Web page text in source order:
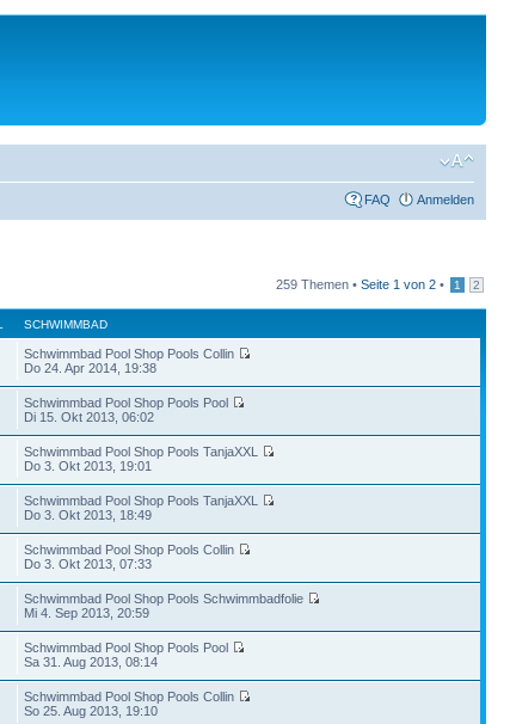
FAQ Anmelden
259 Themen • Seite 1 von 2 • 1 2
SCHWIMMBAD
Schwimmbad Pool Shop Pools Collin
Do 24. Apr 2014, 19:38
Schwimmbad Pool Shop Pools Pool
Di 15. Okt 2013, 06:02
Schwimmbad Pool Shop Pools TanjaXXL
Do 3. Okt 2013, 19:01
Schwimmbad Pool Shop Pools TanjaXXL
Do 3. Okt 2013, 18:49
Schwimmbad Pool Shop Pools Collin
Do 3. Okt 2013, 07:33
Schwimmbad Pool Shop Pools Schwimmbadfolie
Mi 4. Sep 2013, 20:59
Schwimmbad Pool Shop Pools Pool
Sa 31. Aug 2013, 08:14
Schwimmbad Pool Shop Pools Collin
So 25. Aug 2013, 19:10